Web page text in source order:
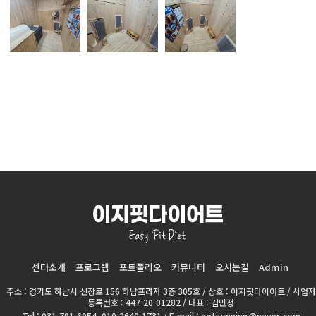
센터소개 프로그램 포트폴리오 커뮤니티 오시는길 Admin
주소 : 경기도 하남시 신장로 156 하남프라자 3층 305호 / 상호 : 이지핏다이어트 / 사업자
등록번호 : 447-20-01282 / 대표 : 김민정